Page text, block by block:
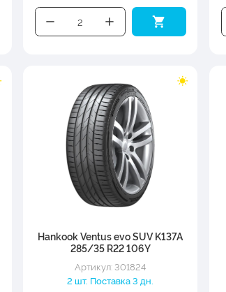
Hankook Ventus evo SUV K137A
285/35 R22 106Y
Артикул: 301824
2 шт. Поставка 3 дн.